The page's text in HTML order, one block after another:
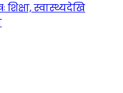
स्वास्थ्यदेखि